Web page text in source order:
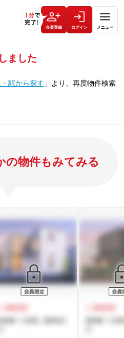
会員登録 ログイン メニュー
ました
駅から探す 」 より、再度物件検索
の物件もみてみる